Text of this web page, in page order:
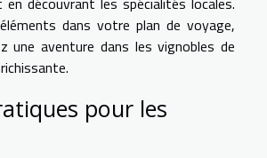
dans votre plan de voyage,
une aventure dans les vignobles de
pour les